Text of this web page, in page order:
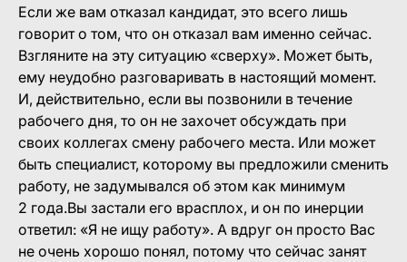
Если же вам отказал кандидат, это всего лишь
говорит о том, что он отказал вам именно сейчас.
Взгляните на эту ситуацию «сверху». Может быть,
ему неудобно разговаривать в настоящий момент.
И, действительно, если вы позвонили в течение
рабочего дня, то он не захочет обсуждать при
своих коллегах смену рабочего места. Или может
быть специалист, которому вы предложили сменить
работу, не задумывался об этом как минимум
2 года.Вы застали его врасплох, и он по инерции
ответил: «Я не ищу работу». А вдруг он просто Вас
не очень хорошо понял, потому что сейчас занят